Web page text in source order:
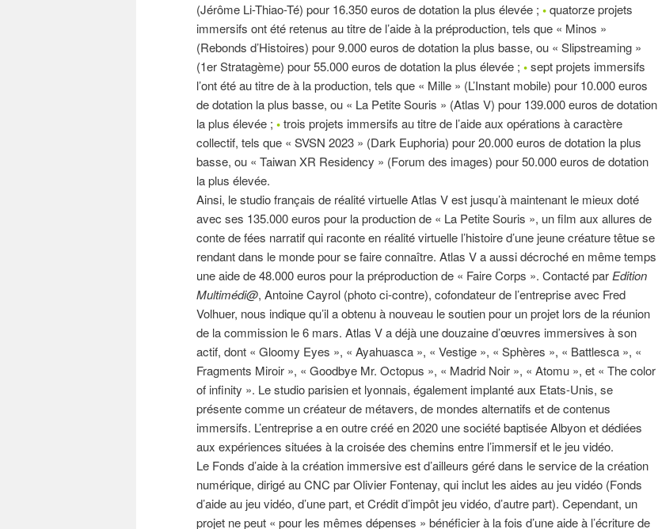
(Jérôme Li-Thiao-Té) pour 16.350 euros de dotation la plus élevée ; •quatorze projets
immersifs ont été retenus au titre de l’aide à la préproduction, tels que « Minos »
(Rebonds d’Histoires) pour 9.000 euros de dotation la plus basse, ou « Slipstreaming »
(1er Stratagème) pour 55.000 euros de dotation la plus élevée ; •sept projets immersifs
l’ont été au titre de à la production, tels que « Mille » (L’Instant mobile) pour 10.000 euros
de dotation la plus basse, ou « La Petite Souris » (Atlas V) pour 139.000 euros de dotation
la plus élevée ; •trois projets immersifs au titre de l’aide aux opérations à caractère
collectif, tels que « SVSN 2023 » (Dark Euphoria) pour 20.000 euros de dotation la plus
basse, ou « Taiwan XR Residency » (Forum des images) pour 50.000 euros de dotation
la plus élevée.
Ainsi, le studio français de réalité virtuelle Atlas V est jusqu’à maintenant le mieux doté
avec ses 135.000 euros pour la production de « La Petite Souris », un film aux allures de
conte de fées narratif qui raconte en réalité virtuelle l’histoire d’une jeune créature têtue se
rendant dans le monde pour se faire connaître. Atlas V a aussi décroché en même temps
une aide de 48.000 euros pour la préproduction de « Faire Corps ». Contacté par Edition
Multimédi@, Antoine Cayrol (photo ci-contre), cofondateur de l’entreprise avec Fred
Volhuer, nous indique qu’il a obtenu à nouveau le soutien pour un projet lors de la réunion
de la commission le 6 mars. Atlas V a déjà une douzaine d’œuvres immersives à son
actif, dont « Gloomy Eyes », « Ayahuasca », « Vestige », « Sphères », « Battlesca », «
Fragments Miroir », « Goodbye Mr. Octopus », « Madrid Noir », « Atomu », et « The color
of infinity ». Le studio parisien et lyonnais, également implanté aux Etats-Unis, se
présente comme un créateur de métavers, de mondes alternatifs et de contenus
immersifs. L’entreprise a en outre créé en 2020 une société baptisée Albyon et dédiées
aux expériences situées à la croisée des chemins entre l’immersif et le jeu vidéo.
Le Fonds d’aide à la création immersive est d’ailleurs géré dans le service de la création
numérique, dirigé au CNC par Olivier Fontenay, qui inclut les aides au jeu vidéo (Fonds
d’aide au jeu vidéo, d’une part, et Crédit d’impôt jeu vidéo, d’autre part). Cependant, un
projet ne peut « pour les mêmes dépenses » bénéficier à la fois d’une aide à l’écriture de